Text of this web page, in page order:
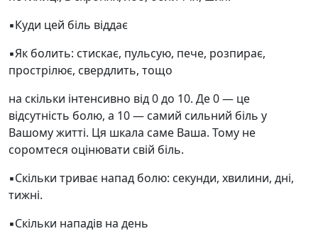
▪️Куди цей біль віддає
▪️Як болить: стискає, пульсую, пече, розпирає,
прострілює, свердлить, тощо
на скільки інтенсивно від 0 до 10. Де 0 — це
відсутність болю, а 10 — самий сильний біль у
Вашому житті. Ця шкала саме Ваша. Тому не
соромтеся оцінювати свій біль.
▪️Скільки триває напад болю: секунди, хвилини, дні,
тижні.
▪️Скільки нападів на день